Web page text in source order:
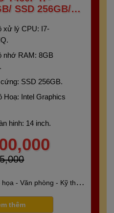
SSD 256GB/
xử lý CPU: I7-
nhớ RAM: 8GB
SSD 256GB.
Hoạ: Intel Graphics
hinh: 14 inch.
- Văn phòng - Kỹ thuật
thêm